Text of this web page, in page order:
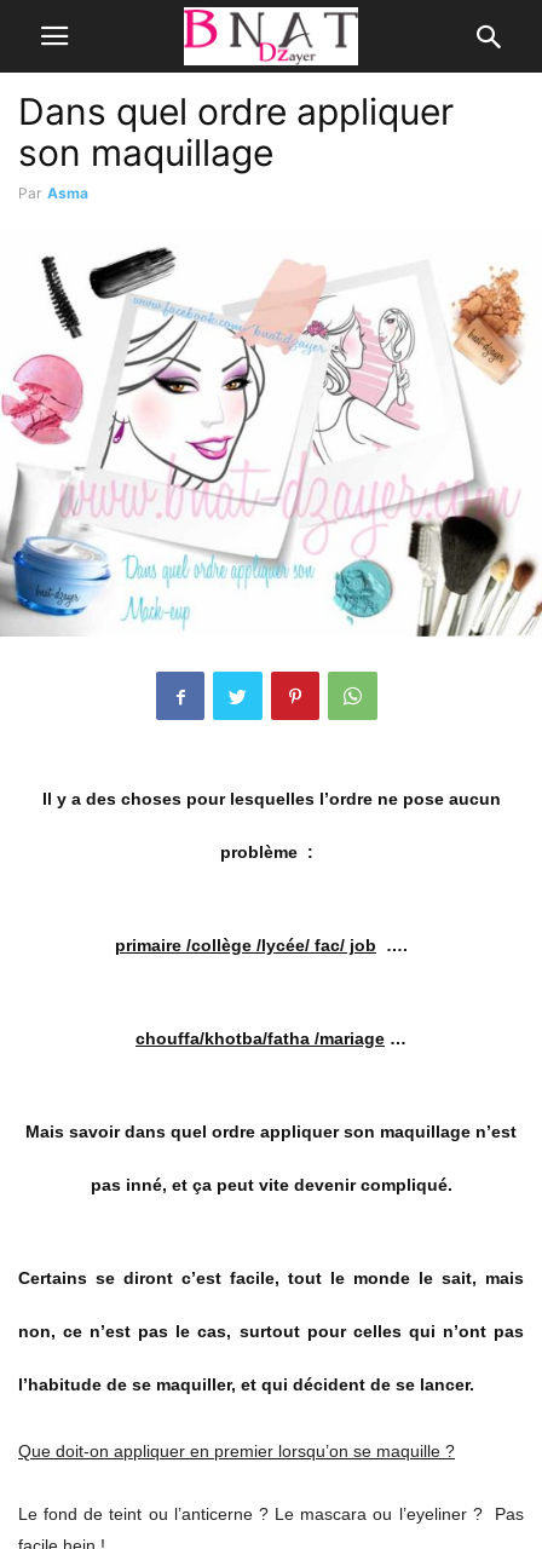
Dans quel ordre appliquer
son maquillage
Par Asma
Il y a des choses pour lesquelles l’ordre ne pose aucun
problème :
primaire /collège /lycée/ fac/ job ….
chouffa/khotba/fatha /mariage …
Mais savoir dans quel ordre appliquer son maquillage n’est
pas inné, et ça peut vite devenir compliqué.
Certains se diront c’est facile, tout le monde le sait, mais
non, ce n’est pas le cas, surtout pour celles qui n’ont pas
l’habitude de se maquiller, et qui décident de se lancer.
Que doit-on appliquer en premier lorsqu’on se maquille ?
Le fond de teint ou l’anticerne ? Le mascara ou l’eyeliner ? Pas